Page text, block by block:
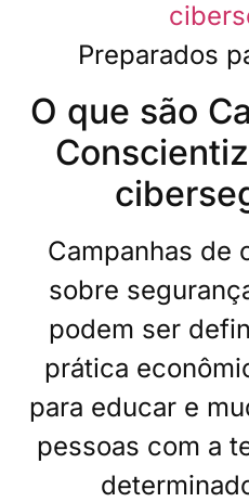
Preparados
O que são
Campanhas de
sobre
podem ser
prática
para educar e
pessoas com a